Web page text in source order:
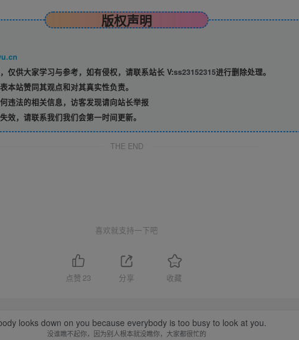
版权声明
仅供大家学习与参考，如有侵权，请联系站长 V:ss23152315进行删除处理。
本站赞同其观点和对其真实性负责。
违法的相关信息，访客发现请向站长举报
效，请联系我们我们会第一时间更新。
THE END
喜欢就支持一下吧
点赞 23 分享 收藏
looks down on you because everybody is too busy to look at you.
没谁瞧不起你，因为别人根本就没瞧你，大家都很忙的